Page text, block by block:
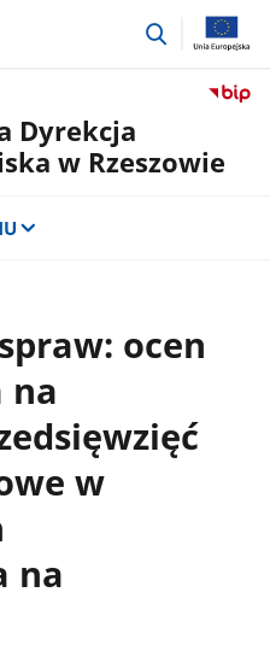
przejdź
Dyrekcja
w Rzeszowie
ocen
na
w
na